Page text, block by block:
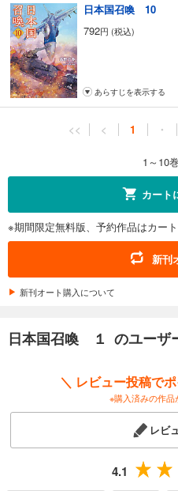
日本国召喚 10
792円 (税込)
あらすじを表示する
<< < 1 ・
1～10
カート
※期間限定無料版、予約作品はカー
新刊
新刊オート購入について
日本国召喚 １ のユーザ
＼ レビュー投稿で
※購入済みの作
レビ
4.1